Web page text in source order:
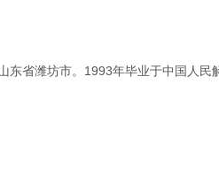
省潍坊市。1993年毕业于中国人民